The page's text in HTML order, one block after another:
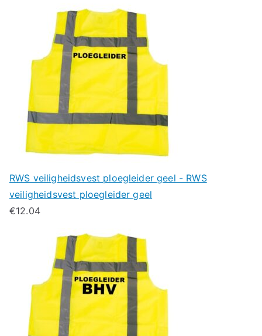
RWS veiligheidsvest ploegleider geel - RWS
veiligheidsvest ploegleider geel
€12.04